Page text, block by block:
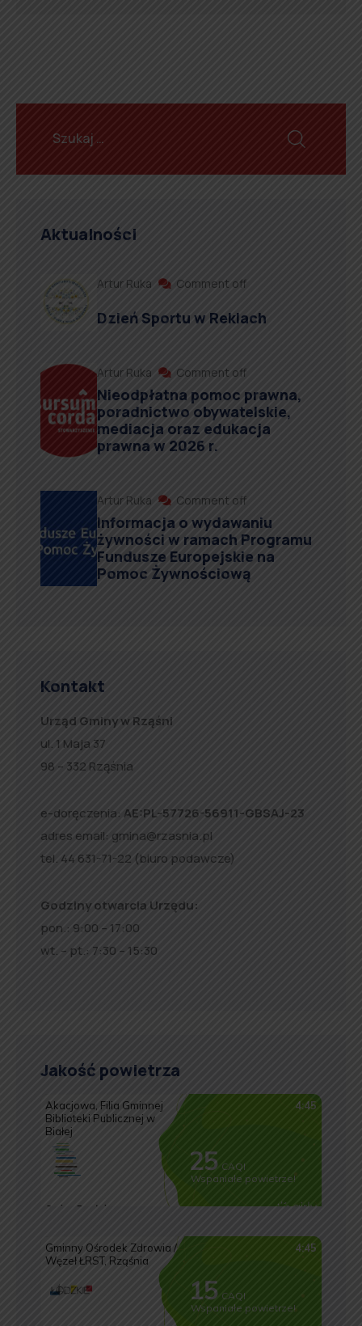
Aktualności
Artur Ruka Comment off
Dzień Sportu w Reklach
Artur Ruka Comment off
Nieodpłatna pomoc prawna,
poradnictwo obywatelskie,
mediacja oraz edukacja
prawna w 2026 r.
Artur Ruka Comment off
Informacja o wydawaniu
żywności w ramach Programu
Fundusze Europejskie na
Pomoc Żywnościową
Kontakt
Urząd Gminy w Rząśni
ul. 1 Maja 37
98 – 332 Rząśnia
e-doręczenia: AE:PL-57726-56911-GBSAJ-23
adres email: gmina@rzasnia.pl
tel. 44 631-71-22 (biuro podawcze)
Godziny otwarcia Urzędu:
pon.: 9:00 – 17:00
wt. – pt.: 7:30 – 15:30
Jakość powietrza